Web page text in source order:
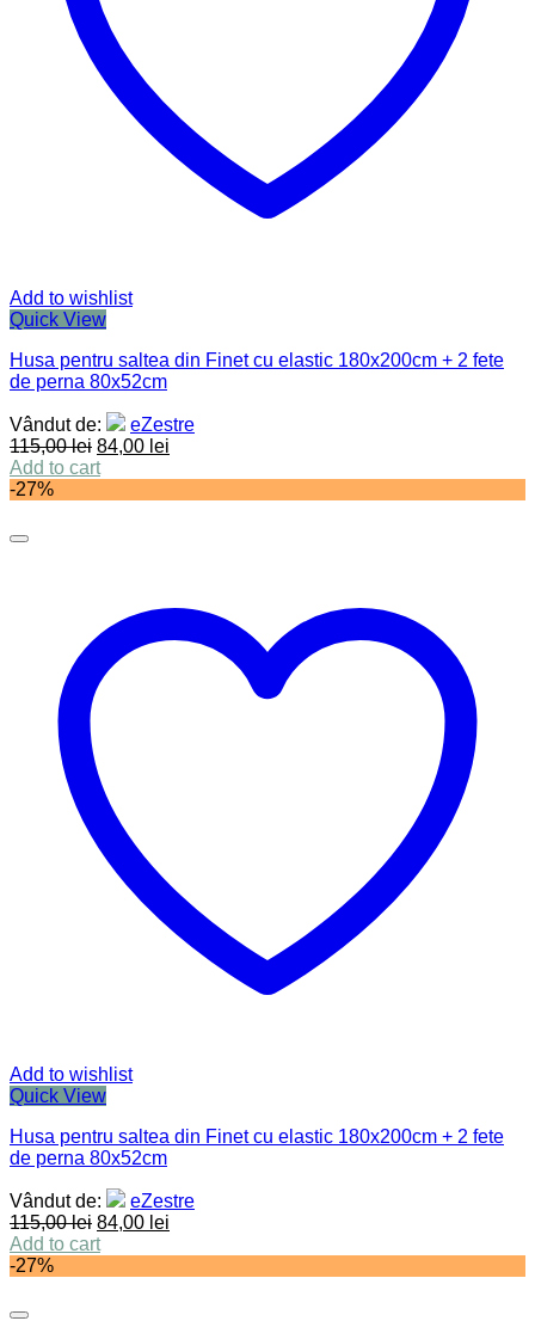
Add to wishlist
Quick View
Husa pentru saltea din Finet cu elastic 180x200cm + 2 fete
de perna 80x52cm
Vândut de:
eZestre
115,00lei 84,00 lei
Add to cart
-27%
Add to wishlist
Quick View
Husa pentru saltea din Finet cu elastic 180x200cm + 2 fete
de perna 80x52cm
Vândut de:
eZestre
115,00lei 84,00 lei
Add to cart
-27%